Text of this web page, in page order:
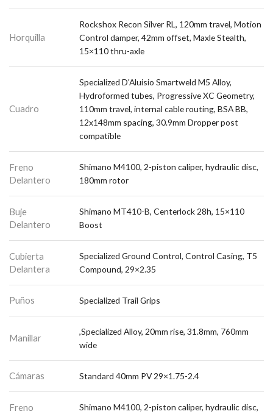
Horquilla
Rockshox Recon Silver RL, 120mm travel, Motion
Control damper, 42mm offset, Maxle Stealth,
15×110 thru-axle
Cuadro
Specialized D'Aluisio Smartweld M5 Alloy,
Hydroformed tubes, Progressive XC Geometry,
110mm travel, internal cable routing, BSA BB,
12x148mm spacing, 30.9mm Dropper post
compatible
Freno
Delantero
Shimano M4100, 2-piston caliper, hydraulic disc,
180mm rotor
Buje
Delantero
Shimano MT410-B, Centerlock 28h, 15×110
Boost
Cubierta
Delantera
Specialized Ground Control, Control Casing, T5
Compound, 29×2.35
Puños Specialized Trail Grips
Manillar
,Specialized Alloy, 20mm rise, 31.8mm, 760mm
wide
Cámaras Standard 40mm PV 29×1.75-2.4
Freno
Shimano M4100, 2-piston caliper, hydraulic disc,